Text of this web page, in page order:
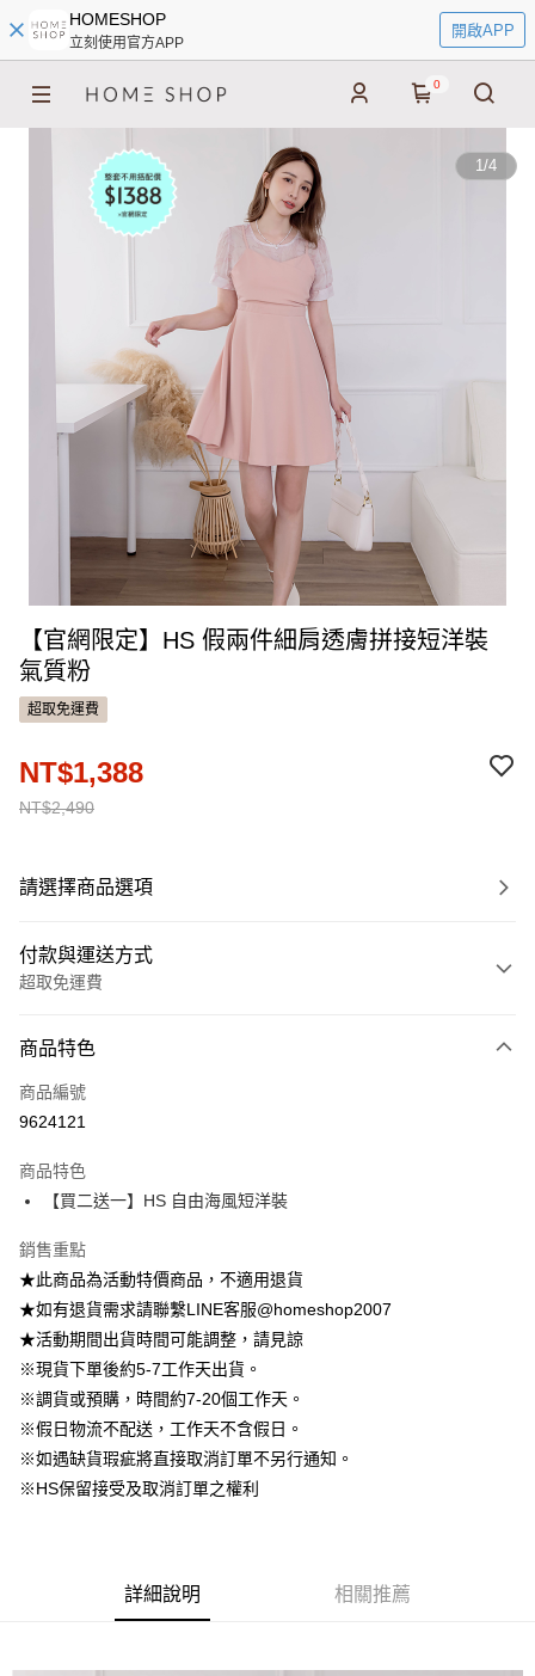
HOMESHOP
立刻使用官方APP
開啟APP
0
1/4
【官網限定】HS 假兩件細肩透膚拼接短洋裝
氣質粉
超取免運費
NT$2,490
NT$1,388
請選擇商品選項
付款與運送方式
超取免運費
信用卡一次付款
信用卡分期付款
合作金庫商業銀行
華南商業銀行
國泰世華商業銀行
臺灣中小企業銀行
台中商業銀行
匯豐（台灣）商業銀行
華泰商業銀行
聯邦商業銀行
遠東國際商業銀行
元大商業銀行
台新國際商業銀行
台灣樂天信用卡公司
6 期 0 利率 每期
華南商業銀行
上海商業儲蓄銀行
台北富邦商業銀行
國泰世華商業銀行
兆豐國際商業銀行
臺灣中小企業銀行
台中商業銀行
匯豐（台灣）商業銀行
華泰商業銀行
聯邦商業銀行
元大商業銀行
永豐商業銀行
玉山商業銀行
台新國際商業銀行
台灣樂天信用卡公司
12 期 0 利率 每期 NT$115
合作金庫商業銀行
華南商業銀行
彰化商業銀行
上海商業儲蓄銀行
台北富邦商業銀行
國泰世華商業銀行
兆豐國際商業銀行
臺灣中小企業銀行
台中商業銀行
匯豐（台灣）商業銀行
聯邦商業銀行
遠東國際商業銀行
元大商業銀行
永豐商業銀行
玉山商業銀行
星展（台灣）商業銀行
台新國際商業銀行
24 期 0 利率 每期
合作金庫商業銀行
第一商業銀行
華南商業銀行
彰化商業銀行
上海商業儲蓄銀行
台北富邦商業銀行
兆豐國際商業銀行
台中商業銀行
華泰商業銀行
遠東國際商業銀行
永豐商業銀行
玉山商業銀行
星展（台灣）商業銀行
LINE Pay
Apple Pay
街口支付
悠遊付
Google Pay
1.本服務由台灣大哥大提供，台灣大哥大用戶可立即使用無須另外申請。
AFTEE先享後付
AFTEE先享後付是「在收到商品之後才付款」的支付方式。 讓您購物簡單
商品特色
商品編號
9624121
商品特色
【買二送一】HS 自由海風短洋裝
銷售重點
★此商品為活動特價商品，不適用退貨
★如有退貨需求請聯繫LINE客服@homeshop2007
★活動期間出貨時間可能調整，請見諒
※現貨下單後約5-7工作天出貨。
※調貨或預購，時間約7-20個工作天。
※假日物流不配送，工作天不含假日。
※如遇缺貨瑕疵將直接取消訂單不另行通知。
※HS保留接受及取消訂單之權利
詳細說明 相關推薦